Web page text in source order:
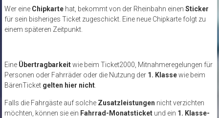
Wer eine Chipkartehat, bekommt von der Rheinbahn einen Sticker
für sein bisheriges Ticket zugeschickt. Eine neue Chipkarte folgt zu
einem späteren Zeitpunkt.
Eine Übertragbarkeitwie beim Ticket2000, Mitnahmeregelungen für
Personen oder Fahrräder oder die Nutzung der 1. Klassewie beim
BärenTicket gelten hier nicht.
Falls die Fahrgäste auf solche Zusatzleistungen nicht verzichten
möchten, können sie ein Fahrrad-Monatsticketund ein 1. Klasse-